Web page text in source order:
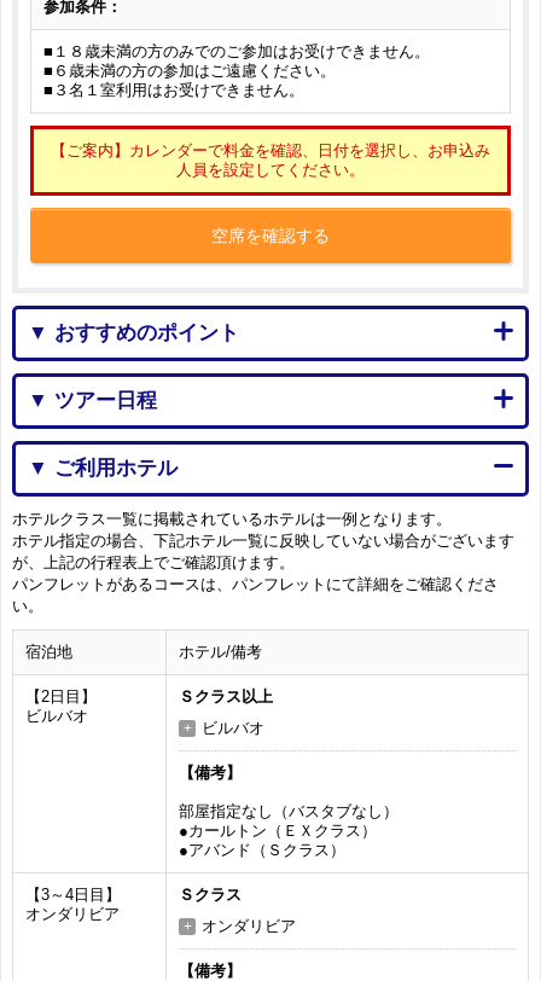
参加条件：
■１８歳未満の方のみでのご参加はお受けできません。
■６歳未満の方の参加はご遠慮ください。
■３名１室利用はお受けできません。
【ご案内】カレンダーで料金を確認、日付を選択し、お申込み
人員を設定してください。
空席を確認する
▼ おすすめのポイント
▼ ツアー日程
▼ ご利用ホテル
ホテルクラス一覧に掲載されているホテルは一例となります。
ホテル指定の場合、下記ホテル一覧に反映していない場合がございます
が、上記の行程表上でご確認頂けます。
パンフレットがあるコースは、パンフレットにて詳細をご確認くださ
い。
宿泊地 ホテル/備考
【2日目】
ビルバオ
Ｓクラス以上
ビルバオ
【備考】
部屋指定なし（バスタブなし）
●カールトン（ＥＸクラス）
●アバンド（Ｓクラス）
【3～4日目】
オンダリビア
Ｓクラス
オンダリビア
【備考】